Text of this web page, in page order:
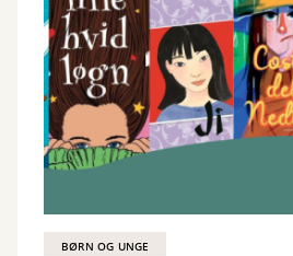
BØRN OG UNGE